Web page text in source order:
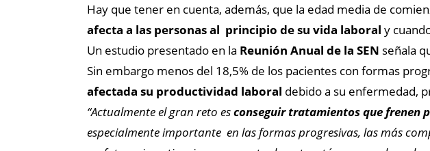
Hay que tener en cuenta, además, que la edad media de
afecta a las personas al principio de su vida laboral y
Un estudio presentado en la Reunión Anual de la SEN señala
Sin embargo menos del 18,5% de los pacientes con formas
afectada su productividad laboral debido a su enfermedad,
“Actualmente el gran reto esconseguir tratamientos que frenen
especialmente importante en las formas progresivas, las más